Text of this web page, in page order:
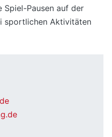
Spiel-Pausen auf der
sportlichen Aktivitäten